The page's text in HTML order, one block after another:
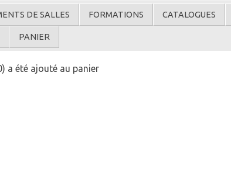
DE SALLES FORMATIONS CATALOGUES
PANIER
a été ajouté au panier